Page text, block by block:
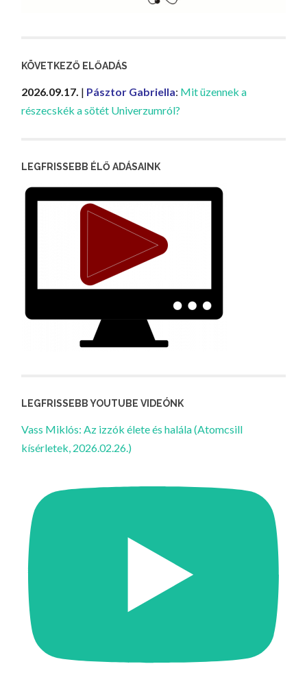
KÖVETKEZŐ ELŐADÁS
2026.09.17. | Pásztor Gabriella: Mit üzennek a
részecskék a sötét Univerzumról?
LEGFRISSEBB ÉLŐ ADÁSAINK
LEGFRISSEBB YOUTUBE VIDEÓNK
Vass Miklós: Az izzók élete és halála (Atomcsill
kísérletek, 2026.02.26.)